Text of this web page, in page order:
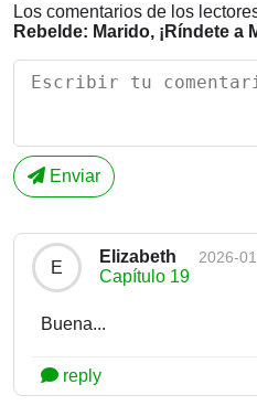
Los comentarios de los
Rebelde: Marido, ¡Ríndete a
Enviar
E
Elizabeth 2026-
Capítulo 19
Buena...
reply